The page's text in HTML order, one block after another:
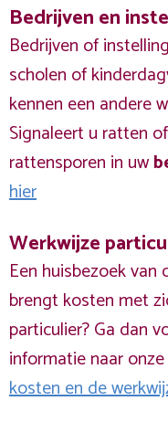
Bedrijven en
Bedrijven of
scholen of
kennen een andere
Signaleert u ratten of
rattensporen in uw
hier
Werkwijze
Een huisbezoek
brengt kosten met
particulier? Ga dan
informatie naar
kosten en de